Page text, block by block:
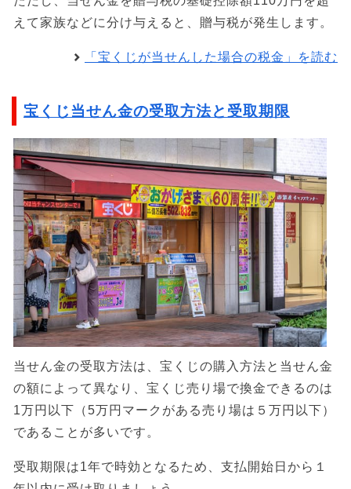
えて家族などに分け与えると、贈与税が発生します。
「宝くじが当せんした場合の税金」を読む
宝くじ当せん金の受取方法と受取期限
当せん金の受取方法は、宝くじの購入方法と当せん金
の額によって異なり、宝くじ売り場で換金できるのは
1万円以下（5万円マークがある売り場は５万円以下）
であることが多いです。
受取期限は1年で時効となるため、支払開始日から１